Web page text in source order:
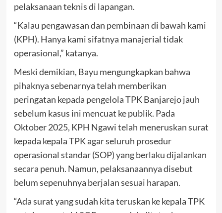
pelaksanaan teknis di lapangan.
“Kalau pengawasan dan pembinaan di bawah kami
(KPH). Hanya kami sifatnya manajerial tidak
operasional,” katanya.
Meski demikian, Bayu mengungkapkan bahwa
pihaknya sebenarnya telah memberikan
peringatan kepada pengelola TPK Banjarejo jauh
sebelum kasus ini mencuat ke publik. Pada
Oktober 2025, KPH Ngawi telah meneruskan surat
kepada kepala TPK agar seluruh prosedur
operasional standar (SOP) yang berlaku dijalankan
secara penuh. Namun, pelaksanaannya disebut
belum sepenuhnya berjalan sesuai harapan.
“Ada surat yang sudah kita teruskan ke kepala TPK